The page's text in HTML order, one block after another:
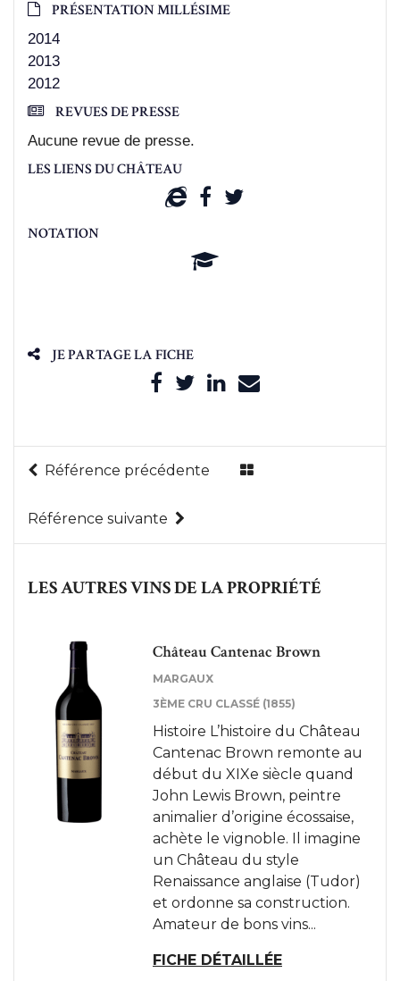
PRÉSENTATION MILLÉSIME
2014
2013
2012
REVUES DE PRESSE
Aucune revue de presse.
LES LIENS DU CHÂTEAU
NOTATION
JE PARTAGE LA FICHE
Référence précédente
Référence suivante
LES AUTRES VINS DE LA PROPRIÉTÉ
Château Cantenac Brown
MARGAUX
3ÈME CRU CLASSÉ (1855)
Histoire L’histoire du Château
Cantenac Brown remonte au
début du XIXe siècle quand
John Lewis Brown, peintre
animalier d’origine écossaise,
achète le vignoble. Il imagine
un Château du style
Renaissance anglaise (Tudor)
et ordonne sa construction.
Amateur de bons vins...
FICHE DÉTAILLÉE